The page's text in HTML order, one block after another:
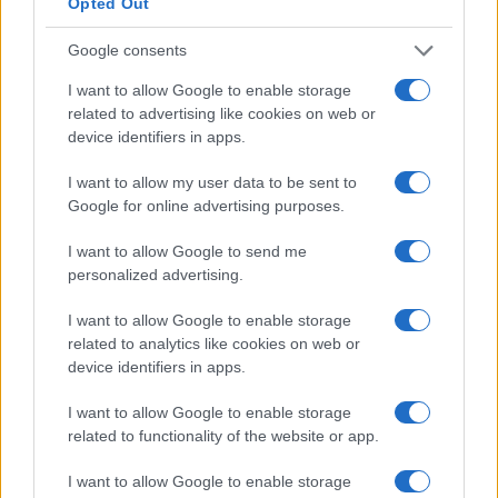
Google consents
I want to allow Google to enable storage
related to advertising like cookies on web or
device identifiers in apps.
I want to allow my user data to be sent to
Google for online advertising purposes.
I want to allow Google to send me
personalized advertising.
I want to allow Google to enable storage
related to analytics like cookies on web or
device identifiers in apps.
I want to allow Google to enable storage
related to functionality of the website or app.
I want to allow Google to enable storage
nessuna delle altre categorie, questo è il posto
giusto per includerle. Ad esempio, se hai assegnato
premi riconosciuti a livello nazionale come il Duca
di Edimburgo, ecco il posto per includerlo. Inoltre, il
lavoro di volontariato e altri risultati che ritieni
pertinenti possono essere visualizzati qui.
5.8 Aggiungi qualsiasi hobby o interesse
che ritieni rilevante
desideri includere e mostrare ulteriormente quelle
abilità o qualità, includili.
Ad esempio, se hai giocato per una squadra
sportiva per un lungo periodo di tempo, includilo in
quanto mostra impegno, motivazione e capacità di